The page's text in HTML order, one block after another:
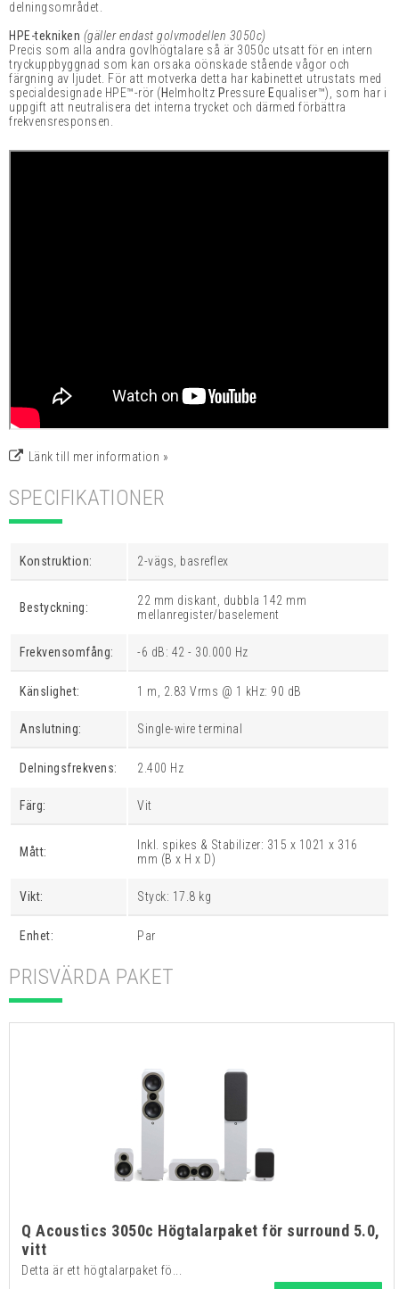
delningsområdet.
HPE-tekniken (gäller endast golvmodellen 3050c)
Precis som alla andra govlhögtalare så är 3050c utsatt för en intern
tryckuppbyggnad som kan orsaka oönskade stående vågor och
färgning av ljudet. För att motverka detta har kabinettet utrustats med
specialdesignade HPE™-rör (Helmholtz Pressure Equaliser™), som har i
uppgift att neutralisera det interna trycket och därmed förbättra
frekvensresponsen.
Länk till mer information »
SPECIFIKATIONER
Konstruktion: 2-vägs, basreflex
Bestyckning:
22 mm diskant, dubbla 142 mm
mellanregister/baselement
Frekvensomfång: -6 dB: 42 - 30.000 Hz
Känslighet: 1 m, 2.83 Vrms @ 1 kHz: 90 dB
Anslutning: Single-wire terminal
Delningsfrekvens: 2.400 Hz
Färg: Vit
Mått:
Inkl. spikes & Stabilizer: 315 x 1021 x 316
mm (B x H x D)
Vikt: Styck: 17.8 kg
Enhet: Par
PRISVÄRDA PAKET
Q Acoustics 3050c Högtalarpaket för surround 5.0,
vitt
Detta är ett högtalarpaket fö...